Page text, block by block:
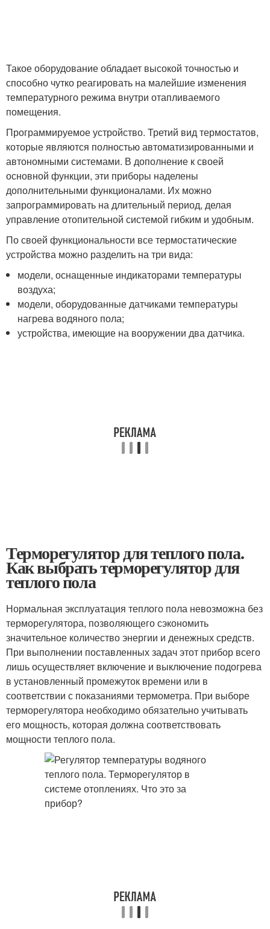
Такое оборудование обладает высокой точностью и
способно чутко реагировать на малейшие изменения
температурного режима внутри отапливаемого
помещения.
Программируемое устройство. Третий вид термостатов,
которые являются полностью автоматизированными и
автономными системами. В дополнение к своей
основной функции, эти приборы наделены
дополнительными функционалами. Их можно
запрограммировать на длительный период, делая
управление отопительной системой гибким и удобным.
По своей функциональности все термостатические
устройства можно разделить на три вида:
модели, оснащенные индикаторами температуры
воздуха;
модели, оборудованные датчиками температуры
нагрева водяного пола;
устройства, имеющие на вооружении два датчика.
Терморегулятор для теплого пола.
Как выбрать терморегулятор для
теплого пола
Нормальная эксплуатация теплого пола невозможна без
терморегулятора, позволяющего сэкономить
значительное количество энергии и денежных средств.
При выполнении поставленных задач этот прибор всего
лишь осуществляет включение и выключение подогрева
в установленный промежуток времени или в
соответствии с показаниями термометра. При выборе
терморегулятора необходимо обязательно учитывать
его мощность, которая должна соответствовать
мощности теплого пола.